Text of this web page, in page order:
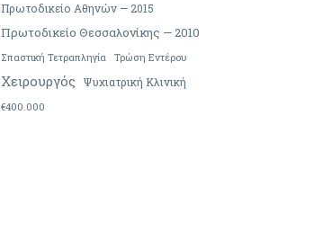
Πρωτοδικείο Αθηνών — 2015
Πρωτοδικείο Θεσσαλονίκης — 2010
Σπαστική Τετραπληγία Τρώση Εντέρου
Χειρουργός Ψυχιατρική Κλινική
€400.000